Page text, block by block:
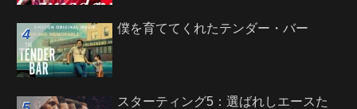
僕を育ててくれたテンダー・バー
スターティング5：選ばれしエースた